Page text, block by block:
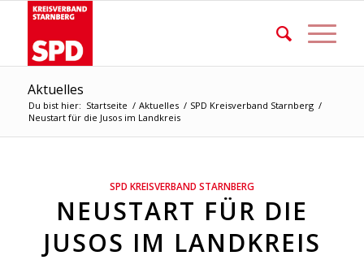
Aktuelles
Du bist hier: Startseite / Aktuelles / SPD Kreisverband Starnberg /
Neustart für die Jusos im Landkreis
SPD KREISVERBAND STARNBERG
NEUSTART FÜR DIE
JUSOS IM LANDKREIS